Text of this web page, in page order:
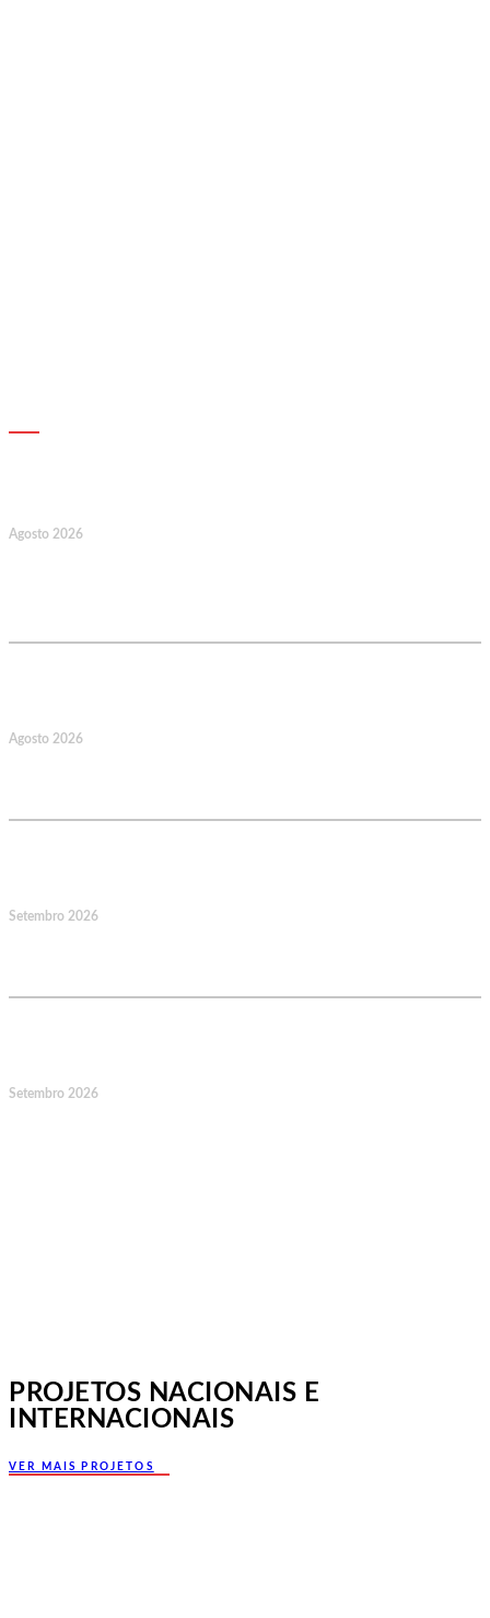
Agosto 2026
Agosto 2026
Setembro 2026
Setembro 2026
PROJETOS NACIONAIS E
INTERNACIONAIS
VER MAIS PROJETOS